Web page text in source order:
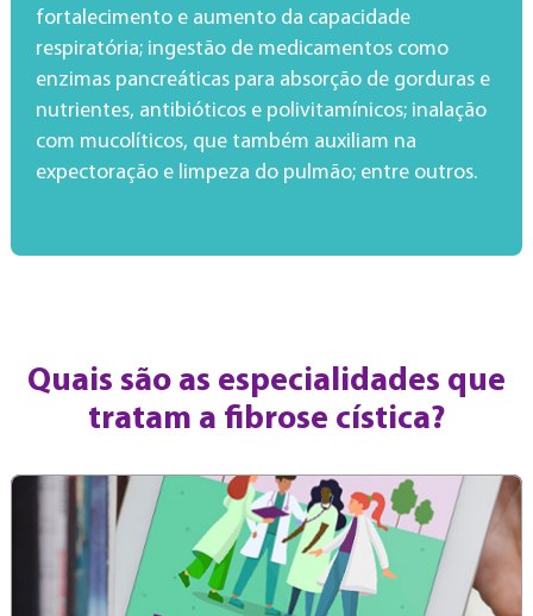
fortalecimento e aumento da capacidade
respiratória; ingestão de medicamentos como
enzimas pancreáticas para absorção de gorduras e
nutrientes, antibióticos e polivitamínicos; inalação
com mucolíticos, que também auxiliam na
expectoração e limpeza do pulmão; entre outros.
Quais são as especialidades que
tratam a fibrose cística?